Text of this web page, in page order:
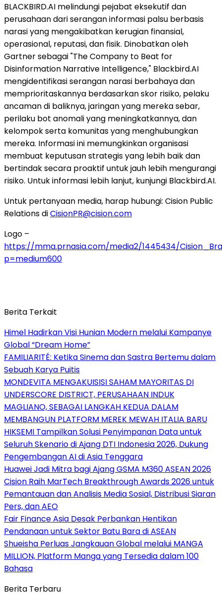
BLACKBIRD.AI melindungi pejabat eksekutif dan
perusahaan dari serangan informasi palsu berbasis
narasi yang mengakibatkan kerugian finansial,
operasional, reputasi, dan fisik. Dinobatkan oleh
Gartner sebagai "The Company to Beat for
Disinformation Narrative Intelligence," Blackbird.AI
mengidentifikasi serangan narasi berbahaya dan
memprioritaskannya berdasarkan skor risiko, pelaku
ancaman di baliknya, jaringan yang mereka sebar,
perilaku bot anomali yang meningkatkannya, dan
kelompok serta komunitas yang menghubungkan
mereka. Informasi ini memungkinkan organisasi
membuat keputusan strategis yang lebih baik dan
bertindak secara proaktif untuk jauh lebih mengurangi
risiko. Untuk informasi lebih lanjut, kunjungi Blackbird.AI.
Untuk pertanyaan media, harap hubungi: Cision Public
Relations diCisionPR@cision.com
Logo –
https://mma.prnasia.com/media2/1445434/
p=medium600
Berita Terkait
Himel Hadirkan Visi Hunian Modern melalui Kampanye
Global “Dream Home”
FAMILIARITÉ: Ketika Sinema dan Sastra Bertemu dalam
Sebuah Karya Puitis
MONDEVITA MENGAKUISISI SAHAM MAYORITAS DI
UNDERSCORE DISTRICT, PERUSAHAAN INDUK
MAGLIANO, SEBAGAI LANGKAH KEDUA DALAM
MEMBANGUN PLATFORM MEREK MEWAH ITALIA BARU
HIKSEMI Tampilkan Solusi Penyimpanan Data untuk
Seluruh Skenario di Ajang DTI Indonesia 2026, Dukung
Pengembangan AI di Asia Tenggara
Huawei Jadi Mitra bagi Ajang GSMA M360 ASEAN 2026
Cision Raih MarTech Breakthrough Awards 2026 untuk
Pemantauan dan Analisis Media Sosial, Distribusi Siaran
Pers, dan AEO
Fair Finance Asia Desak Perbankan Hentikan
Pendanaan untuk Sektor Batu Bara di ASEAN
Shueisha Perluas Jangkauan Global melalui MANGA
MILLION, Platform Manga yang Tersedia dalam 100
Bahasa
Berita Terbaru